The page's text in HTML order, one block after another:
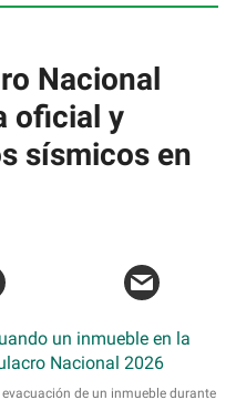
Nacional
oficial y
sísmicos en
de un inmueble durante